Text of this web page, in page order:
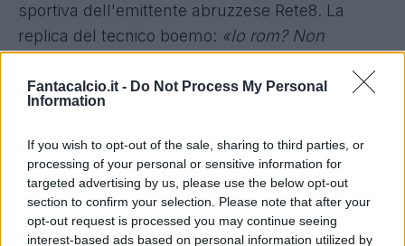
Fantacalcio.it - Do Not Process My Personal
Information
If you wish to opt-out of the sale, sharing to third parties, or
processing of your personal or sensitive information for
targeted advertising by us, please use the below opt-out
section to confirm your selection. Please note that after your
opt-out request is processed you may continue seeing
interest-based ads based on personal information utilized by
sportiva dell'emittente abruzzese Rete8. La
replica del tecnico boemo: «Io rom? Non
popolo rom». (19 marzo 2012).
4) La Lazio 1994-95
. Marchegiani, Negro,
Favalli (o Nesta), Di Matteo, Cravero, Chamot,
Rambaudi (o Casiraghi), Fuser, Boksic, Winter,
Signori. Non è esistita Zemanlandia che abbia
ottenuto un risultato migliore: seconda in